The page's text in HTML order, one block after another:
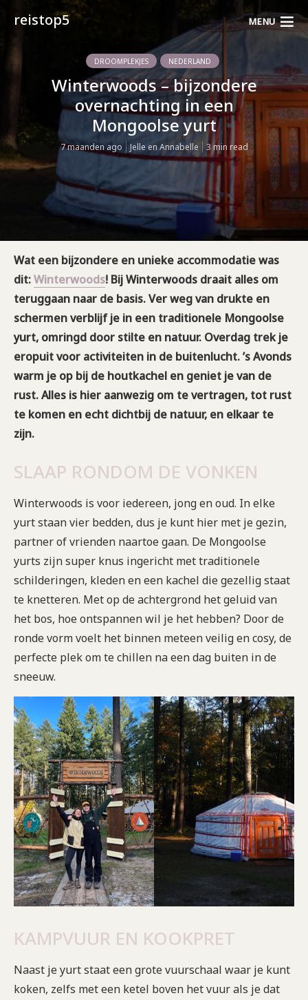
reistop5 MENU
DROOMPLEKJES NEDERLAND
Winterwoods – bijzondere
overnachting in een
Mongoolse yurt
7 maanden ago Jelle en Annabelle 3 min read
Wat een bijzondere en unieke accommodatie was
dit:Winterwoods! Bij Winterwoods draait alles om
teruggaan naar de basis. Ver weg van drukte en
schermen verblijf je in een traditionele Mongoolse
yurt, omringd door stilte en natuur. Overdag trek je
eropuit voor activiteiten in de buitenlucht. ’s Avonds
warm je op bij de houtkachel en geniet je van de
rust. Alles is hier aanwezig om te vertragen, tot rust
te komen en echt dichtbij de natuur, en elkaar te
zijn.
SLAAP RONDOM DE VONKEN
Winterwoods is voor iedereen, jong en oud. In elke
yurt staan vier bedden, dus je kunt hier met je gezin,
partner of vrienden naartoe gaan. De Mongoolse
yurts zijn super knus ingericht met traditionele
schilderingen, kleden en een kachel die gezellig staat
te knetteren. Met op de achtergrond het geluid van
het bos, hoe ontspannen wil je het hebben? Door de
ronde vorm voelt het binnen meteen veilig en cosy, de
perfecte plek om te chillen na een dag buiten in de
sneeuw.
KAMPVUUR EN KOOKPRET
Naast je yurt staat een grote vuurschaal waar je kunt
koken, zelfs met een ketel boven het vuur als je dat